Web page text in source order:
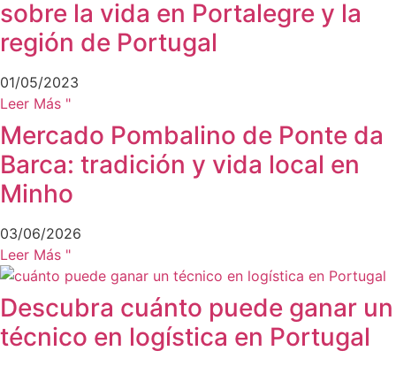
sobre la vida en Portalegre y la
región de Portugal
01/05/2023
Leer Más "
Mercado Pombalino de Ponte da
Barca: tradición y vida local en
Minho
03/06/2026
Leer Más "
Descubra cuánto puede ganar un
técnico en logística en Portugal